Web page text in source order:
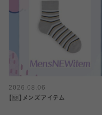
2026.08.06
【🆕】メンズアイテム